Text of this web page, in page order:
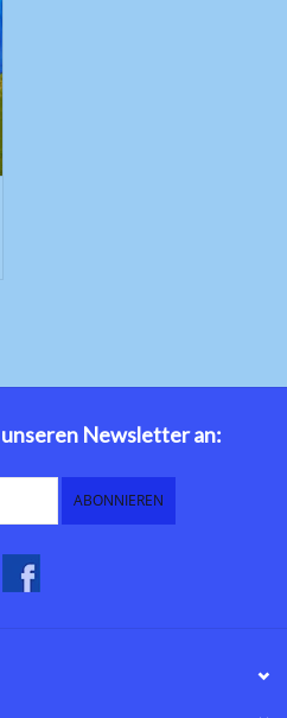
Newsletter an:
ABONNIEREN